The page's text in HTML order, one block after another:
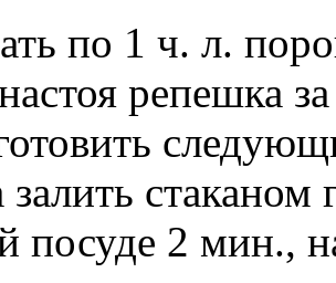
по 1 ч. л.
репешка
стаканом
посуде 2 мин.,